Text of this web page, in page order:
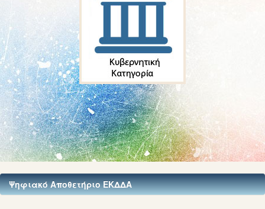
Ψηφιακό Αποθετήριο ΕΚΔΔΑ